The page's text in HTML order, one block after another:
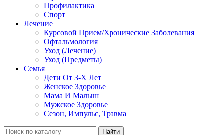
Профилактика
Спорт
Лечение
Курсовой Прием/Хронические Заболевания
Офтальмология
Уход (Лечение)
Уход (Предметы)
Семья
Дети От 3-Х Лет
Женское Здоровье
Мама И Малыш
Мужское Здоровье
Сезон, Импульс, Травма
Найти